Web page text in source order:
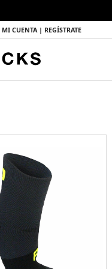
MI CUENTA | REGÍSTRATE